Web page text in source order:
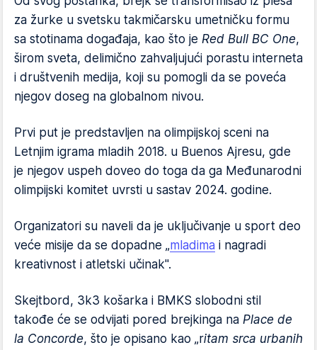
za žurke u svetsku takmičarsku umetničku formu
sa stotinama događaja, kao što je Red Bull BC One,
širom sveta, delimično zahvaljujući porastu interneta
i društvenih medija, koji su pomogli da se poveća
njegov doseg na globalnom nivou.
Prvi put je predstavljen na olimpijskoj sceni na
Letnjim igrama mladih 2018. u Buenos Ajresu, gde
je njegov uspeh doveo do toga da ga Međunarodni
olimpijski komitet uvrsti u sastav 2024. godine.
Organizatori su naveli da je uključivanje u sport deo
veće misije da se dopadne „mladima i nagradi
kreativnost i atletski učinak".
Skejtbord, 3k3 košarka i BMKS slobodni stil
takođe će se odvijati pored brejkinga na Place de
la Concorde, što je opisano kao „ritam srca urbanih